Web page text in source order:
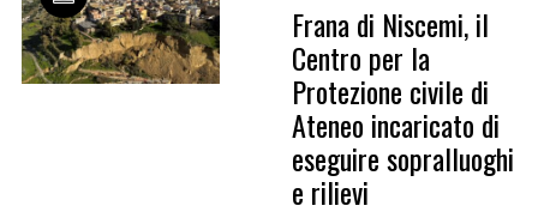
Frana di Niscemi, il
Centro per la
Protezione civile di
Ateneo incaricato di
eseguire sopralluoghi
e rilievi